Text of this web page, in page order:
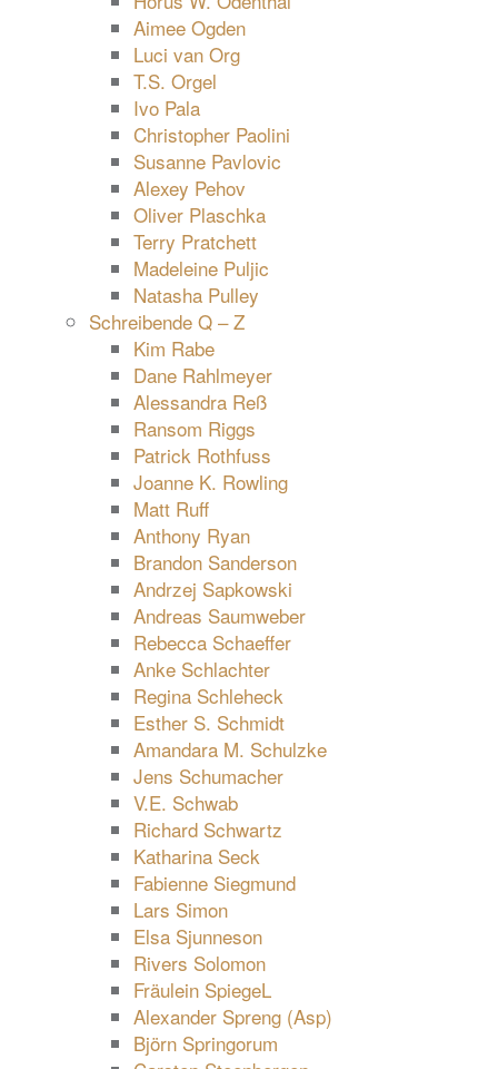
Aimee Ogden
Luci van Org
T.S. Orgel
Ivo Pala
Christopher Paolini
Susanne Pavlovic
Alexey Pehov
Oliver Plaschka
Terry Pratchett
Madeleine Puljic
Natasha Pulley
Schreibende Q – Z
Kim Rabe
Dane Rahlmeyer
Alessandra Reß
Ransom Riggs
Patrick Rothfuss
Joanne K. Rowling
Matt Ruff
Anthony Ryan
Brandon Sanderson
Andrzej Sapkowski
Andreas Saumweber
Rebecca Schaeffer
Anke Schlachter
Regina Schleheck
Esther S. Schmidt
Amandara M. Schulzke
Jens Schumacher
V.E. Schwab
Richard Schwartz
Katharina Seck
Fabienne Siegmund
Lars Simon
Elsa Sjunneson
Rivers Solomon
Fräulein SpiegeL
Alexander Spreng (Asp)
Björn Springorum